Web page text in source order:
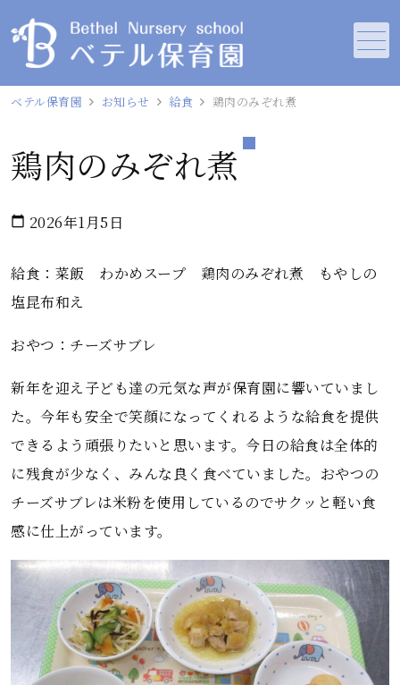
ベテル保育園 お知らせ 給食 鶏肉のみぞれ煮
鶏肉のみぞれ煮
calendar_today 2026年1月5日
給食：菜飯 わかめスープ 鶏肉のみぞれ煮 もやしの
塩昆布和え
おやつ：チーズサブレ
新年を迎え子ども達の元気な声が保育園に響いていまし
た。今年も安全で笑顔になってくれるような給食を提供
できるよう頑張りたいと思います。今日の給食は全体的
に残食が少なく、みんな良く食べていました。おやつの
チーズサブレは米粉を使用しているのでサクッと軽い食
感に仕上がっています。